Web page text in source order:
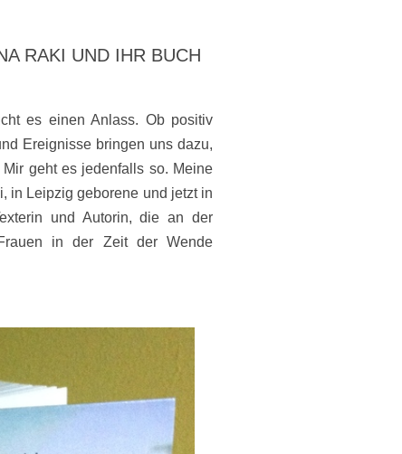
RAKI UND IHR BUCH
es einen Anlass. Ob positiv
Ereignisse bringen uns dazu,
geht es jedenfalls so. Meine
in Leipzig geborene und jetzt in
und Autorin, die an der
in der Zeit der Wende